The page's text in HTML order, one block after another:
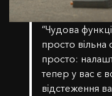
“Чудова
просто вільна
просто:
тепер у вас є
відстеження